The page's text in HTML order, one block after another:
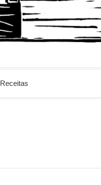
Receitas